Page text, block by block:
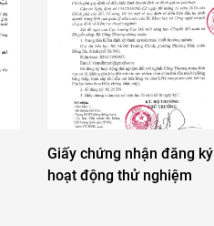
Giấy chứng nhận đăng ký
hoạt động thử nghiệm